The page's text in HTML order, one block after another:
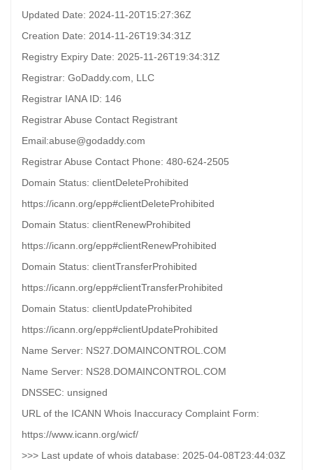
Updated Date: 2024-11-20T15:27:36Z
Creation Date: 2014-11-26T19:34:31Z
Registry Expiry Date: 2025-11-26T19:34:31Z
Registrar: GoDaddy.com, LLC
Registrar IANA ID: 146
Registrar Abuse Contact Registrant
Email:abuse@godaddy.com
Registrar Abuse Contact Phone: 480-624-2505
Domain Status: clientDeleteProhibited
https://icann.org/epp#clientDeleteProhibited
Domain Status: clientRenewProhibited
https://icann.org/epp#clientRenewProhibited
Domain Status: clientTransferProhibited
https://icann.org/epp#clientTransferProhibited
Domain Status: clientUpdateProhibited
https://icann.org/epp#clientUpdateProhibited
Name Server: NS27.DOMAINCONTROL.COM
Name Server: NS28.DOMAINCONTROL.COM
DNSSEC: unsigned
URL of the ICANN Whois Inaccuracy Complaint Form:
https://www.icann.org/wicf/
>>> Last update of whois database: 2025-04-08T23:44:03Z